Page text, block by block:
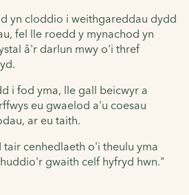
yn cloddio i weithgareddau dydd
fel lle roedd y mynachod yn
â'r darlun mwy o'i thref
i fod yma, lle gall beicwyr a
eu gwaelod a'u coesau
ar eu taith.
cenhedlaeth o'i theulu yma
gwaith celf hyfryd hwn."